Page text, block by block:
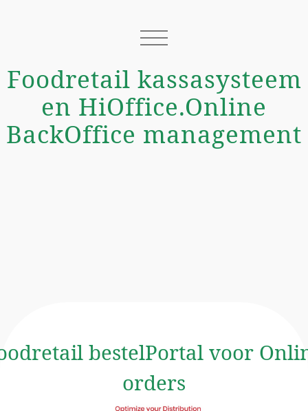
Foodretail kassasysteem
en HiOffice.Online
BackOffice management
bestelPortal voor
orders